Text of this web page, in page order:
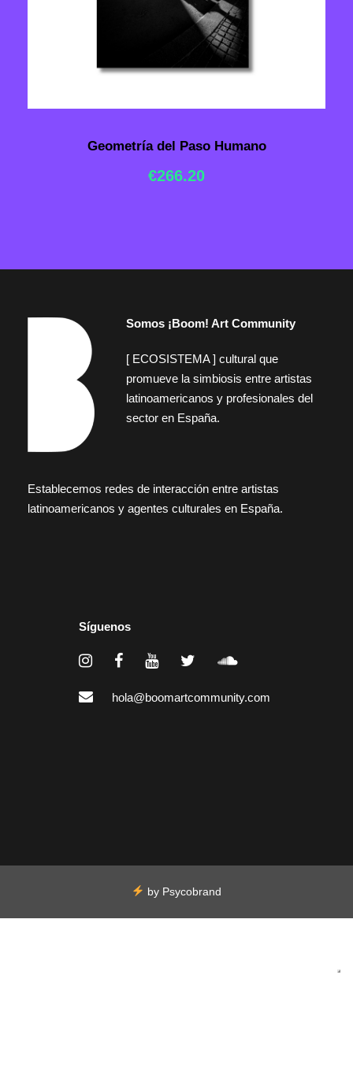
Geometría del Paso Humano
€266.20
Somos ¡Boom! Art Community
[ ECOSISTEMA ] cultural que
promueve la simbiosis entre artistas
latinoamericanos y profesionales del
sector en España.
Establecemos redes de interacción entre artistas
latinoamericanos y agentes culturales en España.
Síguenos
hola@boomartcommunity.com
by Psycobrand